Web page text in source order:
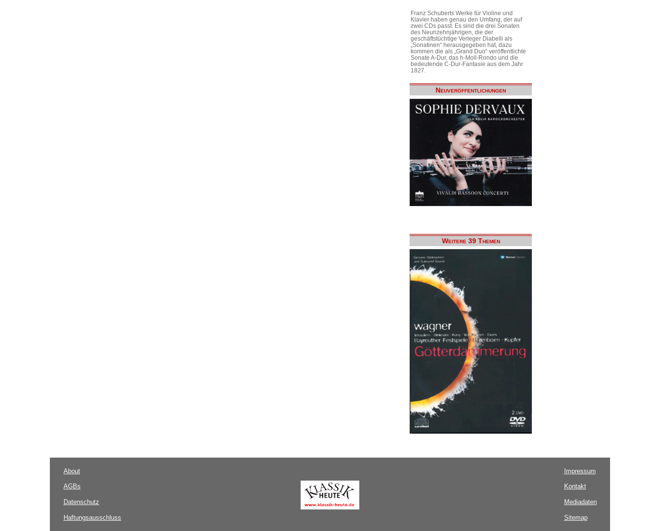
Franz Schuberts Werke für Violine und
Klavier haben genau den Umfang, der auf
zwei CDs passt. Es sind die drei Sonaten
des Neunzehnjährigen, die der
geschäftstüchtige Verleger Diabelli als
„Sonatinen“ herausgegeben hat, dazu
kommen die als „Grand Duo“ veröffentlichte
Sonate A-Dur, das h-Moll-Rondo und die
bedeutende C-Dur-Fantasie aus dem Jahr
1827.
Neuveröffentlichungen
Weitere 39 Themen
About
AGBs
Datenschutz
Haftungsausschluss
Impressum
Kontakt
Mediadaten
Sitemap